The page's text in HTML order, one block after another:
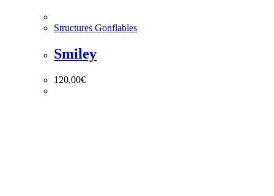
Structures Gonflables
Smiley
120,00€